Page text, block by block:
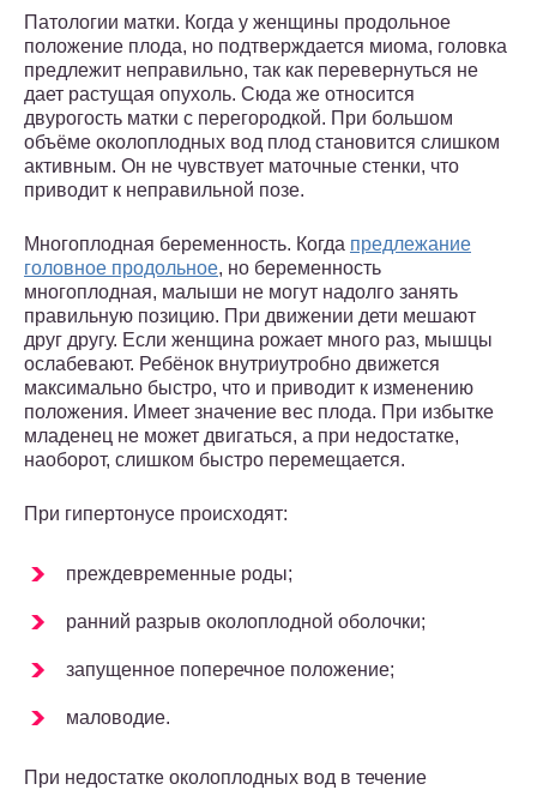
Патологии матки. Когда у женщины продольное
положение плода, но подтверждается миома, головка
предлежит неправильно, так как перевернуться не
дает растущая опухоль. Сюда же относится
двурогость матки с перегородкой. При большом
объёме околоплодных вод плод становится слишком
активным. Он не чувствует маточные стенки, что
приводит к неправильной позе.
Многоплодная беременность. Когда предлежание
головное продольное, но беременность
многоплодная, малыши не могут надолго занять
правильную позицию. При движении дети мешают
друг другу. Если женщина рожает много раз, мышцы
ослабевают. Ребёнок внутриутробно движется
максимально быстро, что и приводит к изменению
положения. Имеет значение вес плода. При избытке
младенец не может двигаться, а при недостатке,
наоборот, слишком быстро перемещается.
При гипертонусе происходят:
преждевременные роды;
ранний разрыв околоплодной оболочки;
запущенное поперечное положение;
маловодие.
При недостатке околоплодных вод в течение